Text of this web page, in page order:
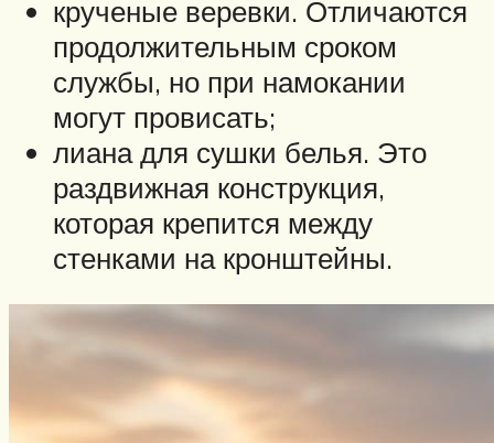
крученые веревки. Отличаются
продолжительным сроком
службы, но при намокании
могут провисать;
лиана для сушки белья. Это
раздвижная конструкция,
которая крепится между
стенками на кронштейны.